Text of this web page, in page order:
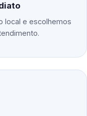
local e escolhemos